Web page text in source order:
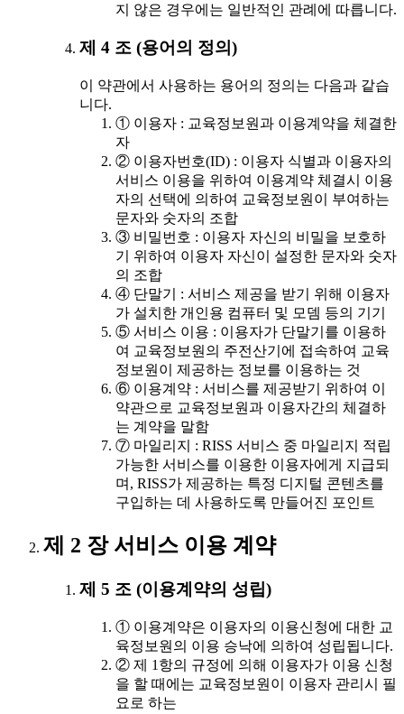
지 않은 경우에는 일반적인 관례에 따릅니다.
제 4 조 (용어의 정의)
이 약관에서 사용하는 용어의 정의는 다음과 같습
니다.
① 이용자 : 교육정보원과 이용계약을 체결한
자
② 이용자번호(ID) : 이용자 식별과 이용자의
서비스 이용을 위하여 이용계약 체결시 이용
자의 선택에 의하여 교육정보원이 부여하는
문자와 숫자의 조합
③ 비밀번호 : 이용자 자신의 비밀을 보호하
기 위하여 이용자 자신이 설정한 문자와 숫자
의 조합
④ 단말기 : 서비스 제공을 받기 위해 이용자
가 설치한 개인용 컴퓨터 및 모뎀 등의 기기
⑤ 서비스 이용 : 이용자가 단말기를 이용하
여 교육정보원의 주전산기에 접속하여 교육
정보원이 제공하는 정보를 이용하는 것
⑥ 이용계약 : 서비스를 제공받기 위하여 이
약관으로 교육정보원과 이용자간의 체결하
는 계약을 말함
⑦ 마일리지 : RISS 서비스 중 마일리지 적립
가능한 서비스를 이용한 이용자에게 지급되
며, RISS가 제공하는 특정 디지털 콘텐츠를
구입하는 데 사용하도록 만들어진 포인트
제 2 장 서비스 이용 계약
제 5 조 (이용계약의 성립)
① 이용계약은 이용자의 이용신청에 대한 교
육정보원의 이용 승낙에 의하여 성립됩니다.
② 제 1항의 규정에 의해 이용자가 이용 신청
을 할 때에는 교육정보원이 이용자 관리시 필
요로 하는